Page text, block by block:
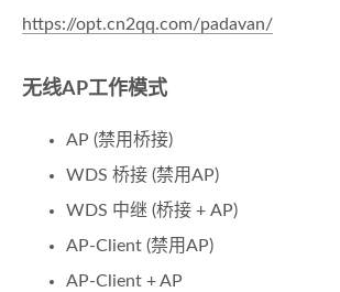
https://opt.cn2qq.com/padavan/
无线AP工作模式
AP (禁用桥接)
WDS 桥接 (禁用AP)
WDS 中继 (桥接 + AP)
AP-Client (禁用AP)
AP-Client + AP